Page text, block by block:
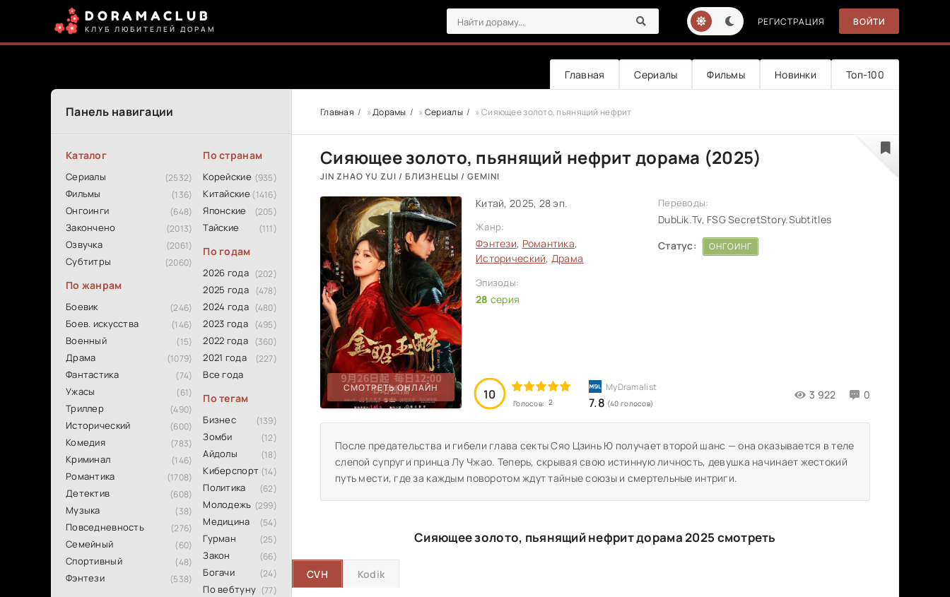
DORAMACLUB
КЛУБ ЛЮБИТЕЛЕЙ ДОРАМ
РЕГИСТРАЦИЯ ВОЙТИ
Главная Сериалы Фильмы Новинки Топ-100
Панель навигации
Каталог
Сериалы (2532)
Фильмы (136)
Онгоинги (648)
Закончено (2013)
Озвучка (2061)
Субтитры (2060)
По жанрам
Боевик (246)
Боев. искусства (146)
Военный (15)
Драма (1079)
Фантастика (74)
Ужасы (61)
Триллер (490)
Исторический (600)
Комедия (783)
Криминал (146)
Романтика (1708)
Детектив (608)
Музыка (38)
Повседневность (276)
Семейный (60)
Спортивный (48)
Фэнтези (538)
По странам
Корейские (935)
Китайские (1416)
Японские (205)
Тайские (111)
По годам
2026 года (202)
2025 года (478)
2024 года (480)
2023 года (495)
2022 года (360)
2021 года (227)
Все года
По тегам
Бизнес (139)
Зомби (12)
Айдолы (18)
Киберспорт (14)
Политика (62)
Молодежь (299)
Медицина (54)
Гурман (25)
Закон (66)
Богачи (24)
По вебтуну (77)
Главная »Дорамы » Сериалы » Сияющее золото, пьянящий нефрит
Сияющее золото, пьянящий нефрит дорама (2025)
JIN ZHAO YU ZUI / БЛИЗНЕЦЫ / GEMINI
СМОТРЕТЬ ОНЛАЙН
Китай, 2025, 28 эп.
Жанр:
Фэнтези, Романтика,
Исторический, Драма
Эпизоды:
28 серия
10
Голосов: 2 7.8 (40 голосов)
3 922 0
Переводы:
DubLik.Tv, FSG SecretStory.Subtitles
Статус:
ОНГОИНГ
После предательства и гибели глава секты Сяо Цзинь Ю получает второй шанс — она оказывается в теле
слепой супруги принца Лу Чжао. Теперь, скрывая свою истинную личность, девушка начинает жестокий
путь мести, где за каждым поворотом ждут тайные союзы и смертельные интриги.
Сияющее золото, пьянящий нефрит дорама 2025 смотреть
CVH Kodik